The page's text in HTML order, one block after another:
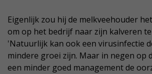
Eigenlijk zou hij de melkveehouder
om op het bedrijf naar zijn kalveren
'Natuurlijk kan ook een virusinfectie
mindere groei zijn. Maar in negen op
een minder goed management de